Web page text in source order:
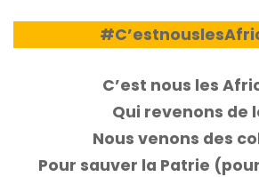
C’est nous les
Qui revenons de
Nous venons des
Pour sauver la Patrie